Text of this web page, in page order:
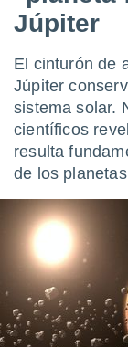
la
que se
a este
las
y
forma
digital
basada
permite
seguir
contenido
Júpiter
El cinturón de
Júpiter
sistema solar.
científicos
resulta
de los